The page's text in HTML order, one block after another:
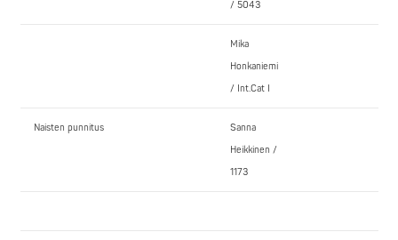
/ 5043
Mika
Honkaniemi
/ Int.Cat I
Naisten punnitus
Sanna
Heikkinen /
1173